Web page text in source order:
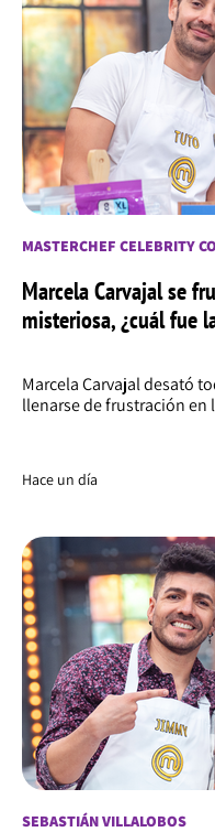
MASTERCHEF CELEBRITY
Marcela Carvajal se
misteriosa, ¿cuál fue
Marcela Carvajal desató
llenarse de frustración en
Hace un día
SEBASTIÁN VILLALOBOS